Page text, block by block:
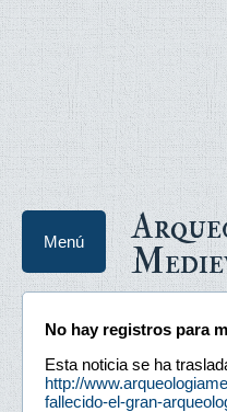
Menú
No hay registros para
Esta noticia se ha
http://
fallecido-el-gran-